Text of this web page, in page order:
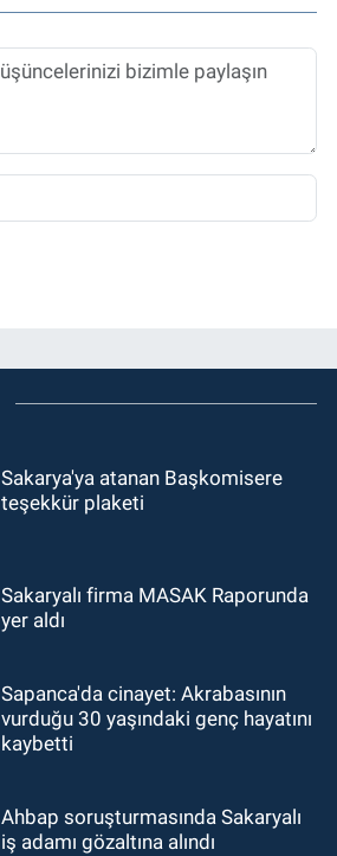
Sakarya'ya atanan Başkomisere
teşekkür plaketi
Sakaryalı firma MASAK Raporunda
yer aldı
Sapanca'da cinayet: Akrabasının
vurduğu 30 yaşındaki genç hayatını
kaybetti
Ahbap soruşturmasında Sakaryalı
iş adamı gözaltına alındı